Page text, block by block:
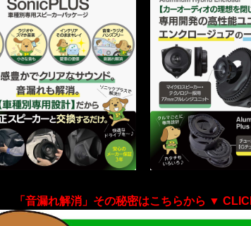
「音漏れ解消」その秘密はこちらから ▼